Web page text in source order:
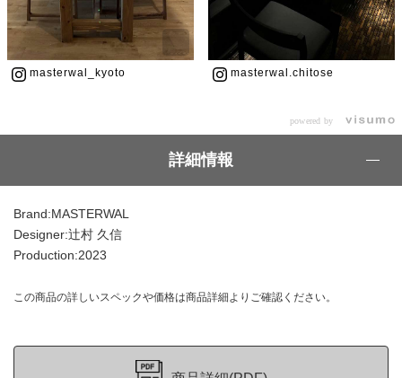
masterwal_kyoto masterwal.chitose
powered by
詳細情報
Brand:MASTERWAL
Designer:辻村 久信
Production:2023
この商品の詳しいスペックや価格は商品詳細よりご確認ください。